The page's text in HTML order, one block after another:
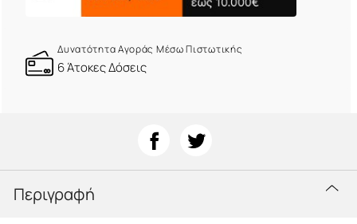
Δυνατότητα Αγοράς Μέσω Πιστωτικής
6 Άτοκες Δόσεις
Περιγραφή